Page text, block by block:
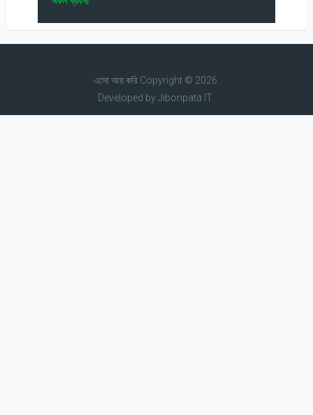
এসো আয় করিCopyright © 2026.
Developed byJibonpata IT